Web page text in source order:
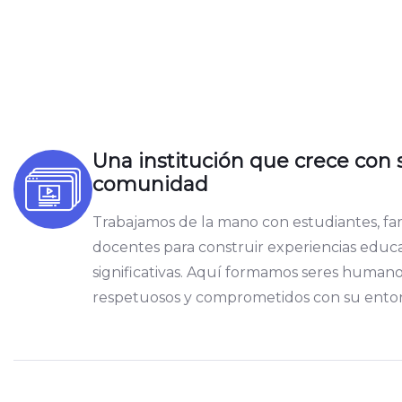
Una institución que crece con
comunidad
Trabajamos de la mano con estudiantes,
docentes para construir experiencias
significativas. Aquí formamos seres
respetuosos y comprometidos con su